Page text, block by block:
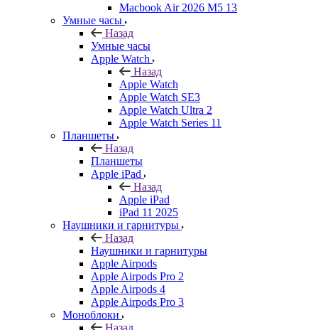
Macbook Air 2026 M5 13
Умные часы
Назад
Умные часы
Apple Watch
Назад
Apple Watch
Apple Watch SE3
Apple Watch Ultra 2
Apple Watch Series 11
Планшеты
Назад
Планшеты
Apple iPad
Назад
Apple iPad
iPad 11 2025
Наушники и гарнитуры
Назад
Наушники и гарнитуры
Apple Airpods
Apple Airpods Pro 2
Apple Airpods 4
Apple Airpods Pro 3
Моноблоки
Назад